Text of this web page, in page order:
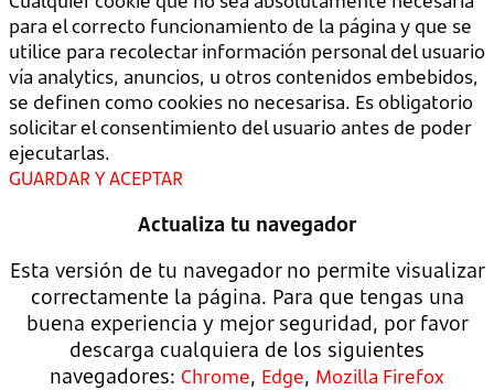
para el correcto funcionamiento de la página y que se
utilice para recolectar información personal del usuario
vía analytics, anuncios, u otros contenidos embebidos,
se definen como cookies no necesarisa. Es obligatorio
solicitar el consentimiento del usuario antes de poder
ejecutarlas.
GUARDAR Y ACEPTAR
Actualiza tu navegador
Esta versión de tu navegador no permite visualizar
correctamente la página. Para que tengas una
buena experiencia y mejor seguridad, por favor
descarga cualquiera de los siguientes
navegadores: Chrome, Edge, Mozilla Firefox